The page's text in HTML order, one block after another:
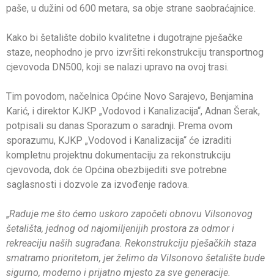
paše, u dužini od 600 metara, sa obje strane saobraćajnice.
Kako bi šetalište dobilo kvalitetne i dugotrajne pješačke
staze, neophodno je prvo izvršiti rekonstrukciju transportnog
cjevovoda DN500, koji se nalazi upravo na ovoj trasi.
Tim povodom, načelnica Općine Novo Sarajevo, Benjamina
Karić, i direktor KJKP „Vodovod i Kanalizacija“, Adnan Šerak,
potpisali su danas Sporazum o saradnji. Prema ovom
sporazumu, KJKP „Vodovod i Kanalizacija“ će izraditi
kompletnu projektnu dokumentaciju za rekonstrukciju
cjevovoda, dok će Općina obezbijediti sve potrebne
saglasnosti i dozvole za izvođenje radova.
„Raduje me što ćemo uskoro započeti obnovu Vilsonovog
šetališta, jednog od najomiljenijih prostora za odmor i
rekreaciju naših sugrađana. Rekonstrukciju pješačkih staza
smatramo prioritetom, jer želimo da Vilsonovo šetalište bude
sigurno, moderno i prijatno mjesto za sve generacije.